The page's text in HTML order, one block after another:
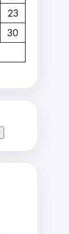
23
30